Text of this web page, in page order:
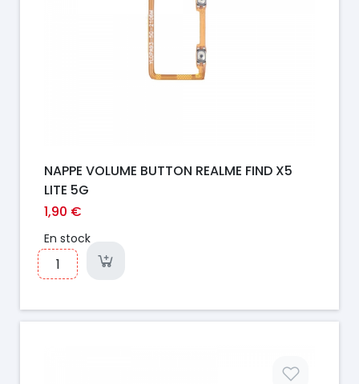
NAPPE VOLUME BUTTON REALME FIND X5
LITE 5G
1,90 €
En stock